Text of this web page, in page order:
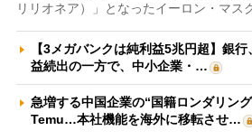
リリオネア）」となったイーロン・マス
【3メガバンクは純利益5兆円超】銀
益続出の一方で、中小企業・…
急増する中国企業の“国籍ロンダリン
Temu…本社機能を海外に移転させ…